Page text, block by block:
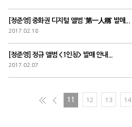
[정준영] 중화권 디지털 앨범 ‘第一人稱’ 발매...
2017.02.18
[정준영] 정규 앨범 <1인칭> 발매 안내...
2017.02.07
11 12 13 14